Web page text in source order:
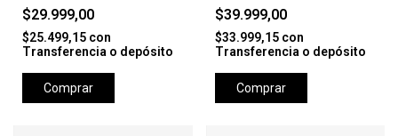
$29.999,00
$25.499,15 con
Transferencia o depósito
Comprar
$39.999,00
$33.999,15 con
Transferencia o depósito
Comprar